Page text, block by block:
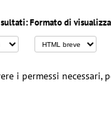
Formato di
i permessi necessari,